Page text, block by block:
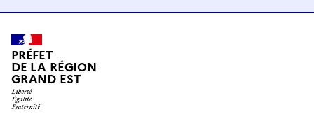
PRÉFET
DE LA RÉGION
GRAND EST